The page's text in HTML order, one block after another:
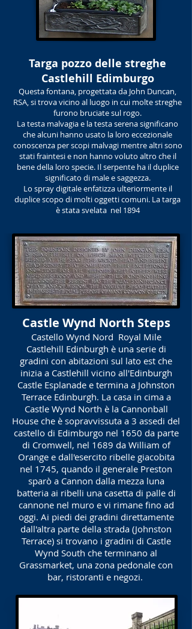
Targa pozzo delle streghe
Castlehill Edimburgo
Questa fontana, progettata da John Duncan,
RSA, si trova vicino al luogo in cui molte streghe
furono bruciate sul rogo.
La testa malvagia e la testa serena significano
che alcuni hanno usato la loro eccezionale
conoscenza per scopi malvagi mentre altri sono
stati fraintesi e non hanno voluto altro che il
bene della loro specie. Il serpente ha il duplice
significato di male e saggezza.
Lo spray digitale enfatizza ulteriormente il
duplice scopo di molti oggetti comuni. La targa
è statasvelata nel 1894
Castle Wynd North Steps
Castello Wynd Nord Royal Mile
Castlehill Edinburgh è una serie di
gradini con abitazioni sul lato est che
inizia a Castlehill vicino all'Edinburgh
Castle Esplanade e termina a Johnston
Terrace Edinburgh. La casa in cima a
Castle Wynd North è la Cannonball
House che è sopravvissuta a 3 assedi del
castello di Edimburgo nel 1650 da parte
di Cromwell, nel 1689 da William of
Orange e dall'esercito ribelle giacobita
nel 1745, quando il generale Preston
sparò a Cannon dalla mezza luna
batteria ai ribelli una casetta di palle di
cannone nel muro e vi rimane fino ad
oggi. Ai piedi dei gradini direttamente
dall'altra parte della strada (Johnston
Terrace) si trovano i gradini di Castle
Wynd South che terminano al
Grassmarket, una zona pedonale con
bar, ristoranti e negozi.